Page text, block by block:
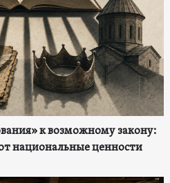
к возможному закону:
национальные ценности